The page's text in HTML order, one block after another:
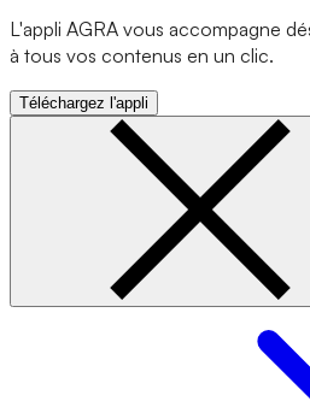
L'appli AGRA vous accompagne
à tous vos contenus en un clic.
Téléchargez l'appli